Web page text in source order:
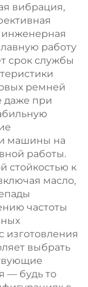
вибрация,
инженерная
работу
срок службы
ремней
даже при
машины на
работы.
стойкостью к
масло,
частоты
изготовления
выбрать
— будь то